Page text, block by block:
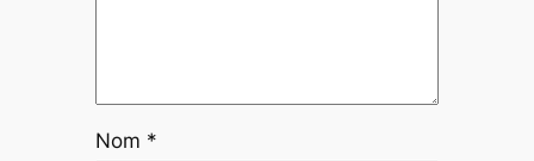
Nom *